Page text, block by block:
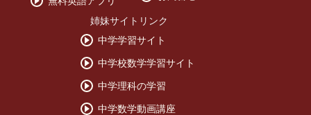
姉妹サイトリンク
中学学習サイト
中学校数学学習サイト
中学理科の学習
中学数学動画講座